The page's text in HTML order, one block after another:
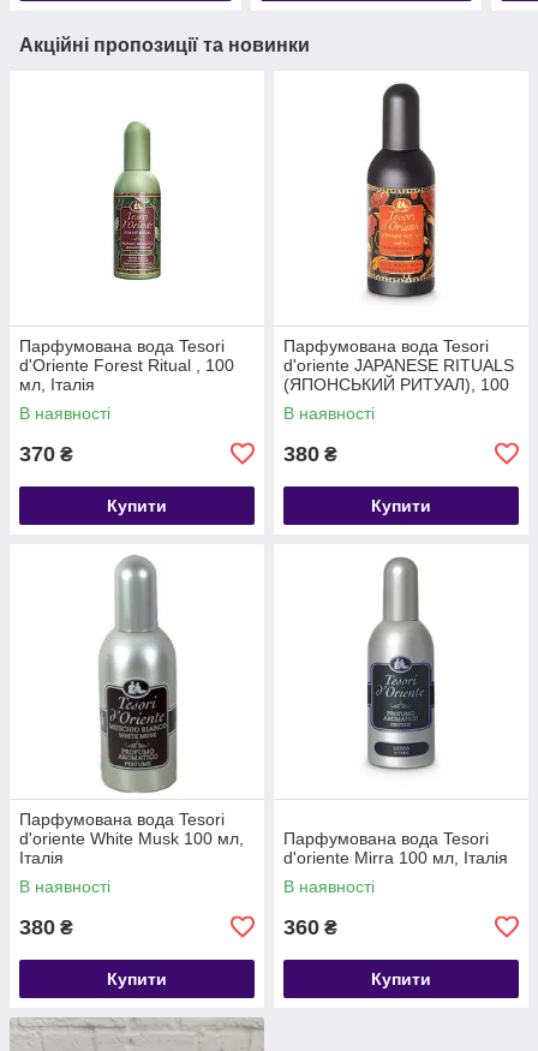
Акційні пропозиції та новинки
Парфумована вода Tesori
d'Oriente Forest Ritual , 100
мл, Італія
В наявності
370 ₴
Купити
Парфумована вода Tesori
d'oriente JAPANESE RITUALS
(ЯПОНСЬКИЙ РИТУАЛ), 100
мл, Італія
В наявності
380 ₴
Купити
Парфумована вода Tesori
d'oriente White Musk 100 мл,
Італія
В наявності
380 ₴
Купити
Парфумована вода Tesori
d'oriente Mirra 100 мл, Італія
В наявності
360 ₴
Купити